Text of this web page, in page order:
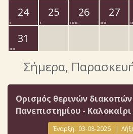
24
25 26 27
31
Σήμερα,
Ορισμός θερινών διακοπών
Πανεπιστημίου - Καλοκαίρι
Έναρξη: 03-08-2026 |